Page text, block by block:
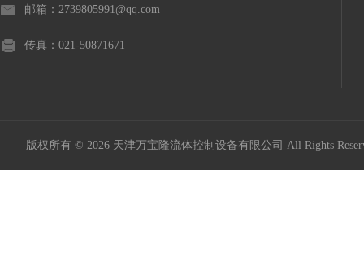
邮箱：2739805991@qq.com
传真：021-50871671
版权所有 © 2026 天津万宝隆流体控制设备有限公司 All Rights